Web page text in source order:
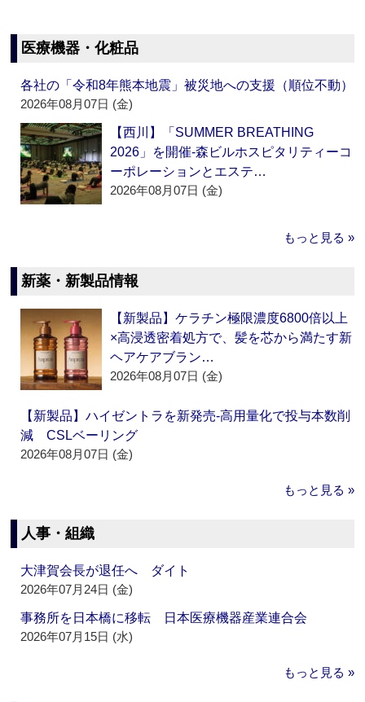
医療機器・化粧品
各社の「令和8年熊本地震」被災地への支援（順位不動）
2026年08月07日 (金)
【西川】「SUMMER BREATHING
2026」を開催‐森ビルホスピタリティーコ
ーポレーションとエステ…
2026年08月07日 (金)
もっと見る »
新薬・新製品情報
【新製品】ケラチン極限濃度6800倍以上
×高浸透密着処方で、髪を芯から満たす新
ヘアケアブラン…
2026年08月07日 (金)
【新製品】ハイゼントラを新発売‐高用量化で投与本数削
減 CSLベーリング
2026年08月07日 (金)
もっと見る »
人事・組織
大津賀会長が退任へ ダイト
2026年07月24日 (金)
事務所を日本橋に移転 日本医療機器産業連合会
2026年07月15日 (水)
もっと見る »